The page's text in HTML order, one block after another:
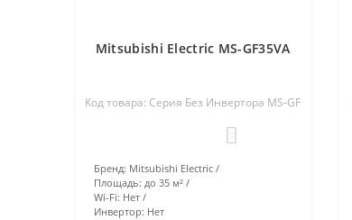
Mitsubishi Electric MS-GF35VA
Код товара: Серия Без Инвертора MS-GF
Бренд: Mitsubishi Electric
Площадь: до 35 м²
Wi-Fi: Нет
Инвертор: Нет